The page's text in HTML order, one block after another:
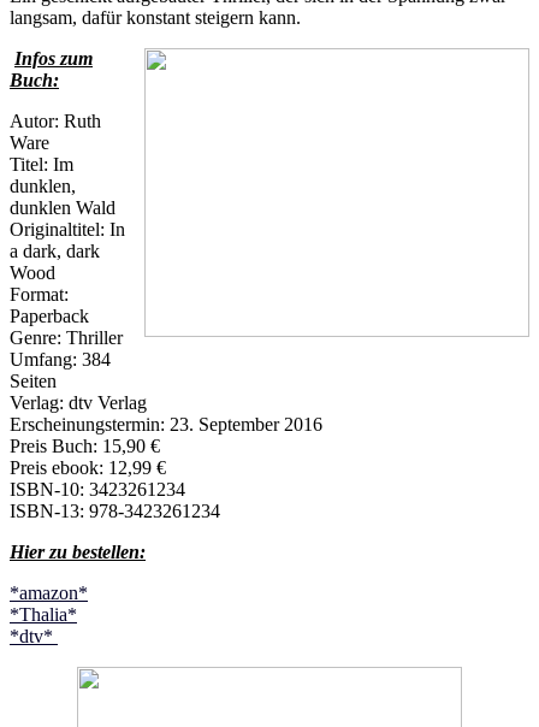
langsam, dafür konstant steigern kann.
Infos zum
Buch:
Autor: Ruth
Ware
Titel: Im
dunklen,
dunklen Wald
Originaltitel: In
a dark, dark
Wood
Format:
Paperback
Genre: Thriller
Umfang: 384
Seiten
Verlag: dtv Verlag
Erscheinungstermin: 23. September 2016
Preis Buch: 15,90 €
Preis ebook: 12,99 €
ISBN-10: 3423261234
ISBN-13: 978-3423261234
Hier zu bestellen:
*amazon*
*Thalia*
*dtv*